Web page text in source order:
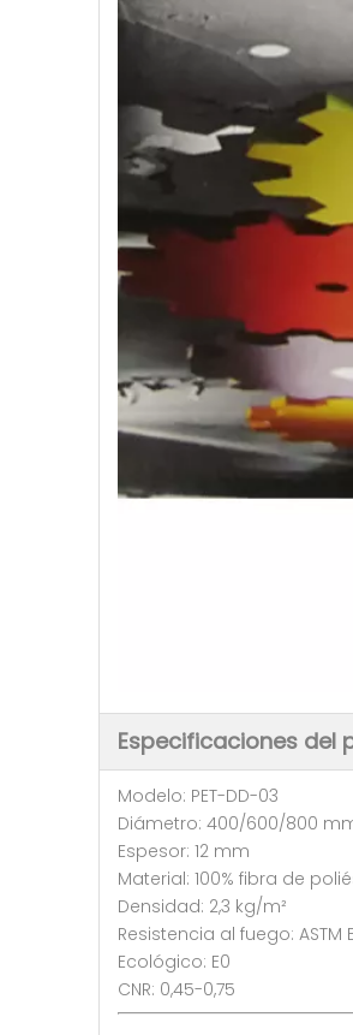
Especificaciones del
Modelo: PET-DD-03
Diámetro: 400/600/800
Espesor: 12 mm
Material: 100% fibra de
Densidad: 2,3 kg/m²
Resistencia al fuego: ASTM
Ecológico: E0
CNR: 0,45-0,75